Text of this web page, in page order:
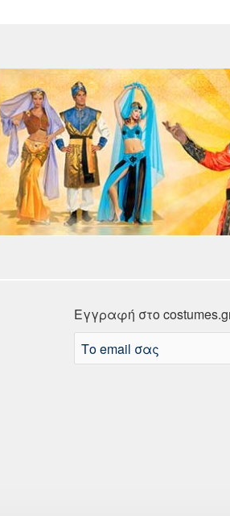
Εγγραφή στο
Το
email